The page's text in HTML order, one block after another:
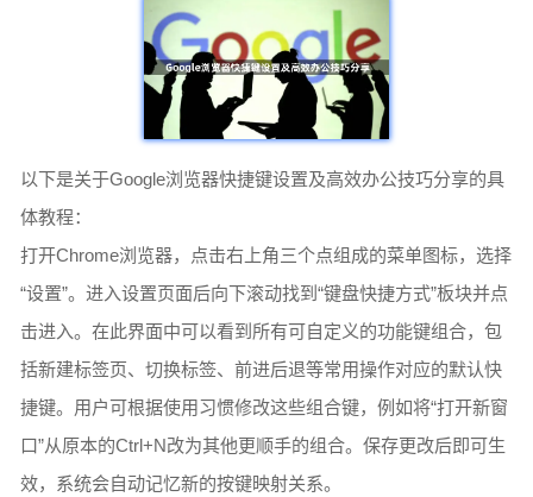
以下是关于Google浏览器快捷键设置及高效办公技巧分享的具
体教程：
打开Chrome浏览器，点击右上角三个点组成的菜单图标，选择
“设置”。进入设置页面后向下滚动找到“键盘快捷方式”板块并点
击进入。在此界面中可以看到所有可自定义的功能键组合，包
括新建标签页、切换标签、前进后退等常用操作对应的默认快
捷键。用户可根据使用习惯修改这些组合键，例如将“打开新窗
口”从原本的Ctrl+N改为其他更顺手的组合。保存更改后即可生
效，系统会自动记忆新的按键映射关系。